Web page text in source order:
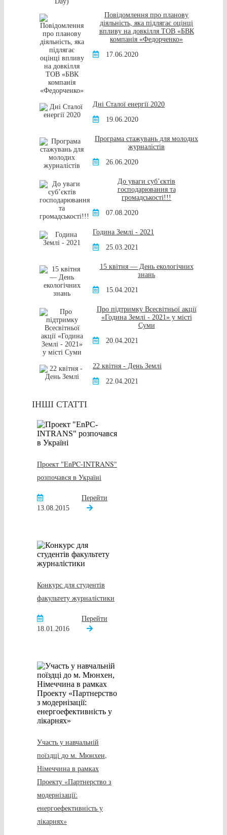
Повідомлення про планову
діяльність, яка підлягає оцінці
впливу на довкілля ТОВ «БВК
компанія «Федорченко»
17.06.2020
Дні Сталої енергії 2020
19.06.2020
Програма стажувань для молодих
журналістів
26.06.2020
До уваги суб’єктів
господарювання та
громадськості!!!
07.08.2020
Година Землі - 2021
25.03.2021
15 квітня — День екологічних
знань
15.04.2021
Про підтримку Всесвітньої акції
«Година Землі - 2021» у місті
Суми
20.04.2021
22 квітня - День Землі
22.04.2021
ІНШІ СТАТТІ
Проект "EnPC-INTRANS"
розпочався в Україні
13.08.2015
Перейти
Конкурс для студентів
факультету журналістики
18.01.2016
Перейти
Участь у навчальній
поїздці до м. Мюнхен,
Німеччина в рамках
Проекту «Партнерство з
модернізації:
енергоефективність у
лікарнях»